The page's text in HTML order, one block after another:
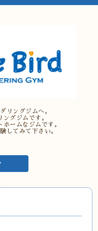
リングジムへ。
グジムです。
ームなジムです。
してみて下さい。